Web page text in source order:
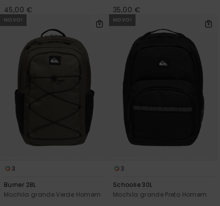
45,00 € 35,00 €
NOVO!
3
Burner 28L
Mochila grande Verde Homem
NOVO!
3
Schoolie 30L
Mochila grande Preto Homem